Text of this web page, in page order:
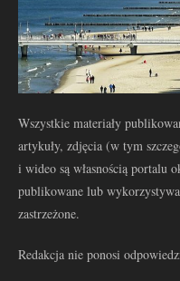
Wszystkie materiały
artykuły, zdjęcia (w tym
i wideo są własnością portalu
publikowane lub
zastrzeżone.
Redakcja nie ponosi